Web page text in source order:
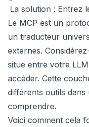
La solution : Entrez
Le MCP est un
un traducteur
externes.
situe entre votre
accéder. Cette
différents outils
comprendre.
Voici comment cela